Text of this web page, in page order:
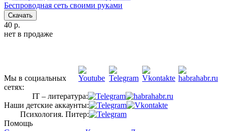
Беспроводная сеть своими руками
Скачать
40 р.
нет в продаже
Мы в социальных
сетях:
IT – литература:
Наши детские аккаунты:
Психология. Питер:
Помощь